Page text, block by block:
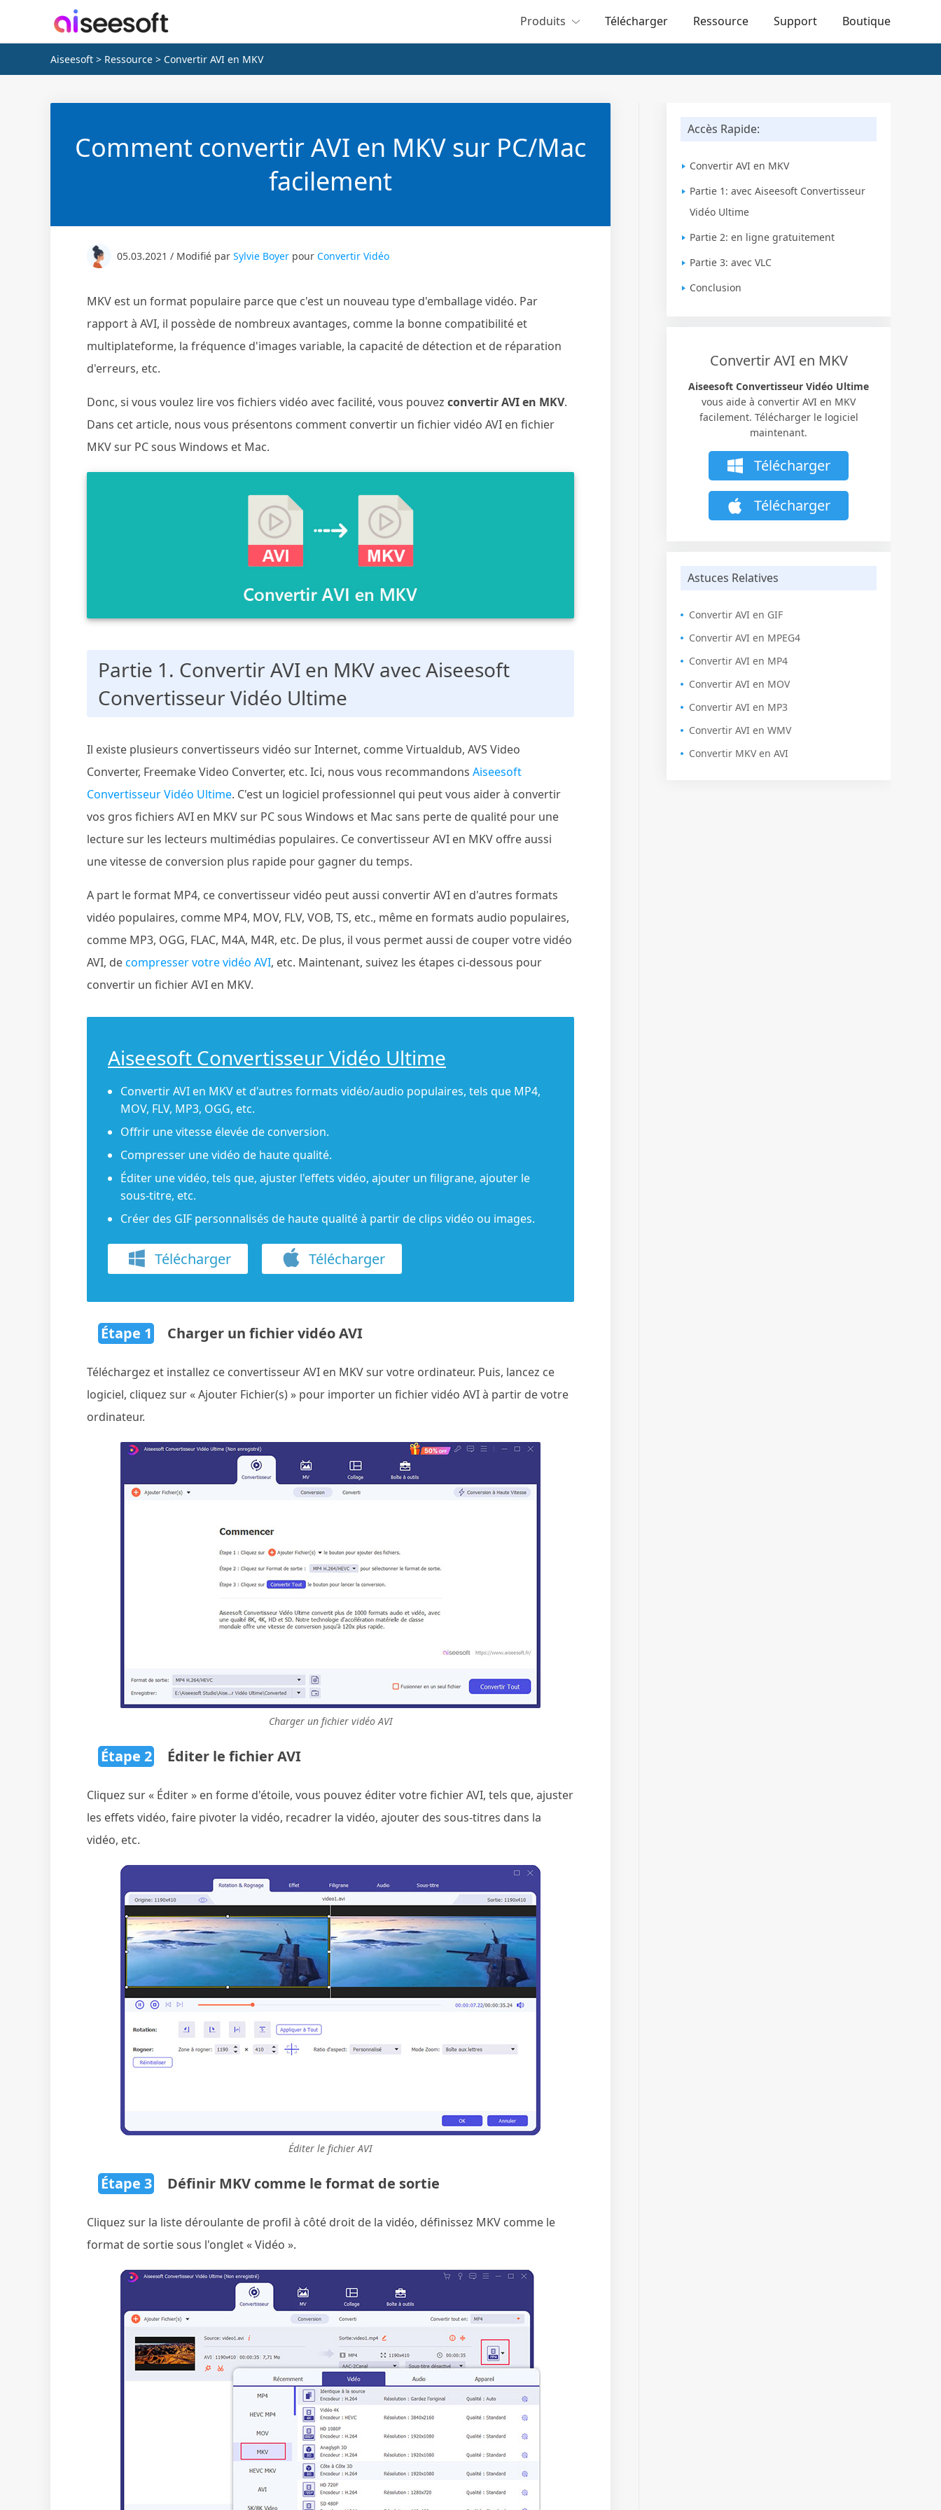
Produits Télécharger Ressource Support Boutique
Aiseesoft > Ressource > Convertir AVI en MKV
Accès Rapide:
Convertir AVI en MKV
Partie 1: avec Aiseesoft Convertisseur
Vidéo Ultime
Partie 2: en ligne gratuitement
Partie 3: avec VLC
Conclusion
Convertir AVI en MKV
Aiseesoft Convertisseur Vidéo Ultime
vous aide à convertir AVI en MKV
facilement. Télécharger le logiciel
maintenant.
Télécharger
Télécharger
Astuces Relatives
Convertir AVI en GIF
Convertir AVI en MPEG4
Convertir AVI en MP4
Convertir AVI en MOV
Convertir AVI en MP3
Convertir AVI en WMV
Convertir MKV en AVI
Comment convertir AVI en MKV sur PC/Mac
facilement
05.03.2021 / Modifié par Sylvie Boyer pour Convertir Vidéo
MKV est un format populaire parce que c'est un nouveau type d'emballage vidéo. Par
rapport à AVI, il possède de nombreux avantages, comme la bonne compatibilité et
multiplateforme, la fréquence d'images variable, la capacité de détection et de réparation
d'erreurs, etc.
Donc, si vous voulez lire vos fichiers vidéo avec facilité, vous pouvez convertir AVI en MKV.
Dans cet article, nous vous présentons comment convertir un fichier vidéo AVI en fichier
MKV sur PC sous Windows et Mac.
Partie 1. Convertir AVI en MKV avec Aiseesoft
Convertisseur Vidéo Ultime
Il existe plusieurs convertisseurs vidéo sur Internet, comme Virtualdub, AVS Video
Converter, Freemake Video Converter, etc. Ici, nous vous recommandons Aiseesoft
Convertisseur Vidéo Ultime. C'est un logiciel professionnel qui peut vous aider à convertir
vos gros fichiers AVI en MKV sur PC sous Windows et Mac sans perte de qualité pour une
lecture sur les lecteurs multimédias populaires. Ce convertisseur AVI en MKV offre aussi
une vitesse de conversion plus rapide pour gagner du temps.
A part le format MP4, ce convertisseur vidéo peut aussi convertir AVI en d'autres formats
vidéo populaires, comme MP4, MOV, FLV, VOB, TS, etc., même en formats audio populaires,
comme MP3, OGG, FLAC, M4A, M4R, etc. De plus, il vous permet aussi de couper votre vidéo
AVI, decompresser votre vidéo AVI, etc. Maintenant, suivez les étapes ci-dessous pour
convertir un fichier AVI en MKV.
Aiseesoft Convertisseur Vidéo Ultime
Convertir AVI en MKV et d'autres formats vidéo/audio populaires, tels que MP4,
MOV, FLV, MP3, OGG, etc.
Offrir une vitesse élevée de conversion.
Compresser une vidéo de haute qualité.
Éditer une vidéo, tels que, ajuster l'effets vidéo, ajouter un filigrane, ajouter le
sous-titre, etc.
Créer des GIF personnalisés de haute qualité à partir de clips vidéo ou images.
Télécharger Télécharger
Étape 1 Charger un fichier vidéo AVI
Téléchargez et installez ce convertisseur AVI en MKV sur votre ordinateur. Puis, lancez ce
logiciel, cliquez sur « Ajouter Fichier(s) » pour importer un fichier vidéo AVI à partir de votre
ordinateur.
Charger un fichier vidéo AVI
Étape 2 Éditer le fichier AVI
Cliquez sur « Éditer » en forme d'étoile, vous pouvez éditer votre fichier AVI, tels que, ajuster
les effets vidéo, faire pivoter la vidéo, recadrer la vidéo, ajouter des sous-titres dans la
vidéo, etc.
Éditer le fichier AVI
Étape 3 Définir MKV comme le format de sortie
Cliquez sur la liste déroulante de profil à côté droit de la vidéo, définissez MKV comme le
format de sortie sous l'onglet « Vidéo ».